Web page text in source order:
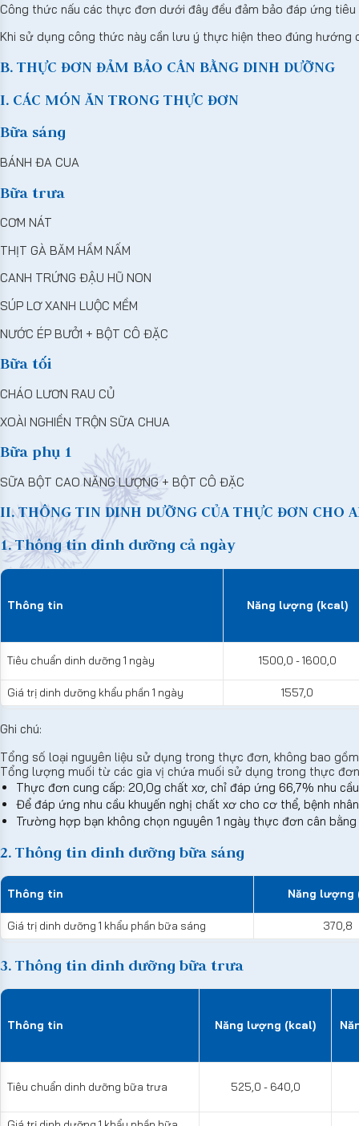
Công thức nấu các thực đơn dưới đây đều đảm bảo đáp ứng
Khi sử dụng công thức này cần lưu ý thực hiện theo đúng
B. THỰC ĐƠN ĐẢM BẢO CÂN BẰNG DINH DƯỠNG
I. CÁC MÓN ĂN TRONG THỰC ĐƠN
Bữa sáng
BÁNH ĐA CUA
Bữa trưa
CƠM NÁT
THỊT GÀ BĂM HẦM NẤM
CANH TRỨNG ĐẬU HŨ NON
SÚP LƠ XANH LUỘC MỀM
NƯỚC ÉP BƯỞI + BỘT CÔ ĐẶC
Bữa tối
CHÁO LƯƠN RAU CỦ
XOÀI NGHIỀN TRỘN SỮA CHUA
Bữa phụ 1
SỮA BỘT CAO NĂNG LƯỢNG + BỘT CÔ ĐẶC
II. THÔNG TIN DINH DƯỠNG CỦA THỰC ĐƠN CHO
1. Thông tin dinh dưỡng cả ngày
Thông tin Năng lượng (kcal)
Tiêu chuẩn dinh dưỡng 1 ngày 1500,0 - 1600,0
Giá trị dinh dưỡng khẩu phần 1 ngày 1557,0
Ghi chú:
Tổng số loại nguyên liệu sử dụng trong thực đơn, không bao
Tổng lượng muối từ các gia vị chứa muối sử dụng trong thực
Thực đơn cung cấp: 20,0g chất xơ, chỉ đáp ứng 66,7% nhu
Để đáp ứng nhu cầu khuyến nghị chất xơ cho cơ thể, bệnh
Trường hợp bạn không chọn nguyên 1 ngày thực đơn cân
2. Thông tin dinh dưỡng bữa sáng
Thông tin Năng lượng
Giá trị dinh dưỡng 1 khẩu phần bữa sáng 370,8
3. Thông tin dinh dưỡng bữa trưa
Thông tin Năng lượng (kcal)
Tiêu chuẩn dinh dưỡng bữa trưa 525,0 - 640,0